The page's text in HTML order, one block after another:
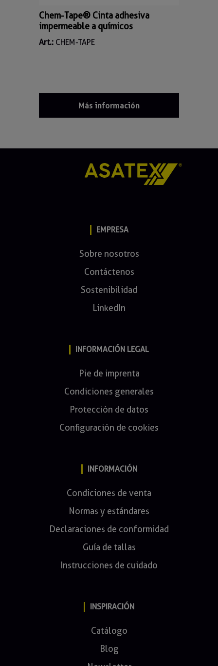
Chem-Tape® Cinta adhesiva
impermeable a químicos
Art.: CHEM-TAPE
Más información
EMPRESA
Sobre nosotros
Contáctenos
Sostenibilidad
LinkedIn
INFORMACIÓN LEGAL
Pie de imprenta
Condiciones generales
Protección de datos
Configuración de cookies
INFORMACIÓN
Condiciones de venta
Normas y estándares
Declaraciones de conformidad
Guía de tallas
Instrucciones de cuidado
INSPIRACIÓN
Catálogo
Blog